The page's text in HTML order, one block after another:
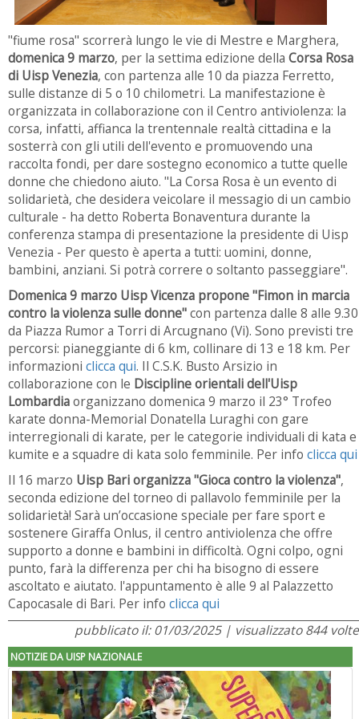
"fiume rosa" scorrerà lungo le vie di Mestre e Marghera,
domenica 9 marzo, per la settima edizione della Corsa Rosa
di Uisp Venezia, con partenza alle 10 da piazza Ferretto,
sulle distanze di 5 o 10 chilometri. La manifestazione è
organizzata in collaborazione con il Centro antiviolenza: la
corsa, infatti, affianca la trentennale realtà cittadina e la
sosterrà con gli utili dell'evento e promuovendo una
raccolta fondi, per dare sostegno economico a tutte quelle
donne che chiedono aiuto. "La Corsa Rosa è un evento di
solidarietà, che desidera veicolare il messagio di un cambio
culturale - ha detto Roberta Bonaventura durante la
conferenza stampa di presentazione la presidente di Uisp
Venezia - Per questo è aperta a tutti: uomini, donne,
bambini, anziani. Si potrà correre o soltanto passeggiare".
Domenica 9 marzo Uisp Vicenza propone "Fimon in marcia
contro la violenza sulle donne"con partenza dalle 8 alle 9.30
da Piazza Rumor a Torri di Arcugnano (Vi). Sono previsti tre
percorsi: pianeggiante di 6 km, collinare di 13 e 18 km. Per
informazioni clicca qui. Il C.S.K. Busto Arsizio in
collaborazione con le Discipline orientali dell'Uisp
Lombardiaorganizzano domenica 9 marzo il 23° Trofeo
karate donna-Memorial Donatella Luraghi con gare
interregionali di karate, per le categorie individuali di kata e
kumite e a squadre di kata solo femminile. Per info clicca qui
Il 16 marzo Uisp Bari organizza "Gioca contro la violenza",
seconda edizione del torneo di pallavolo femminile per la
solidarietà! Sarà un’occasione speciale per fare sport e
sostenere Giraffa Onlus, il centro antiviolenza che offre
supporto a donne e bambini in difficoltà. Ogni colpo, ogni
punto, farà la differenza per chi ha bisogno di essere
ascoltato e aiutato. l'appuntamento è alle 9 al Palazzetto
Capocasale di Bari. Per info clicca qui
pubblicato il: 01/03/2025 | visualizzato 844 volte
NOTIZIE DA UISP NAZIONALE